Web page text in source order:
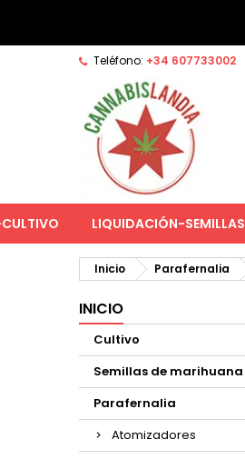
Teléfono: +34 607733002
LIQUIDACIÓN-SEMILLAS
Inicio Parafernalia
INICIO
Cultivo
Semillas de marihuana
Parafernalia
Atomizadores